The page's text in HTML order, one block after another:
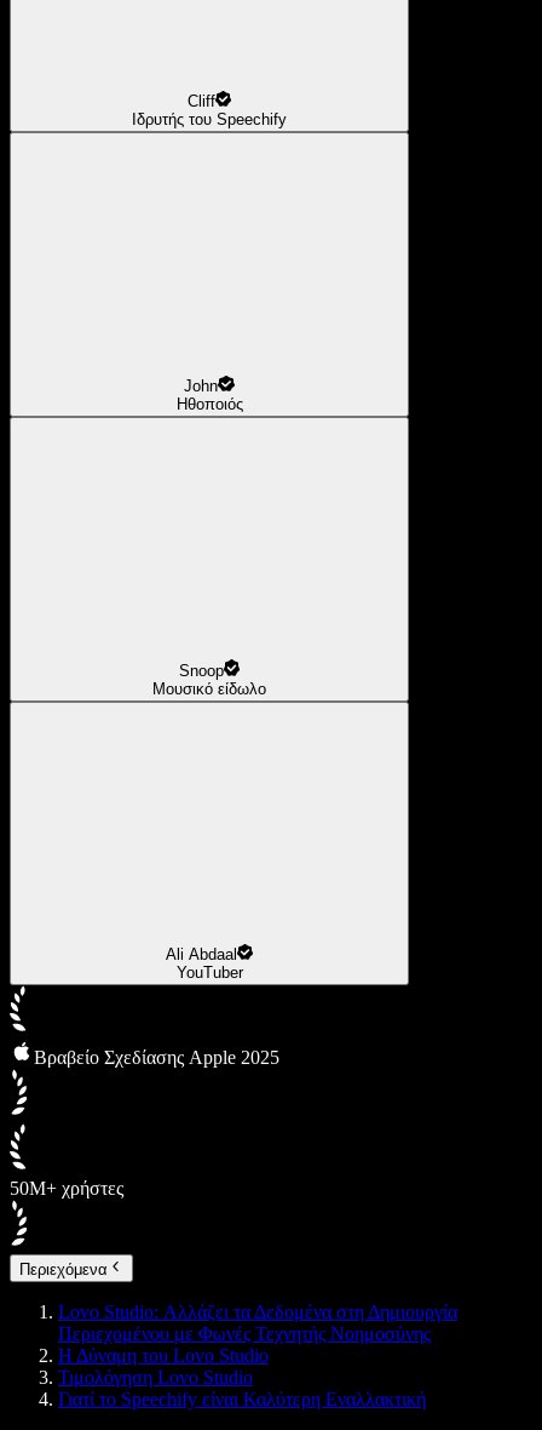
Cliff
Ιδρυτής του Speechify
John
Ηθοποιός
Snoop
Μουσικό είδωλο
Ali Abdaal
YouTuber
Βραβείο Σχεδίασης Apple 2025
50M+ χρήστες
Περιεχόμενα
Lovo Studio: Αλλάζει τα Δεδομένα στη Δημιουργία
Περιεχομένου με Φωνές Τεχνητής Νοημοσύνης
Η Δύναμη του Lovo Studio
Τιμολόγηση Lovo Studio
Γιατί το Speechify είναι Καλύτερη Εναλλακτική